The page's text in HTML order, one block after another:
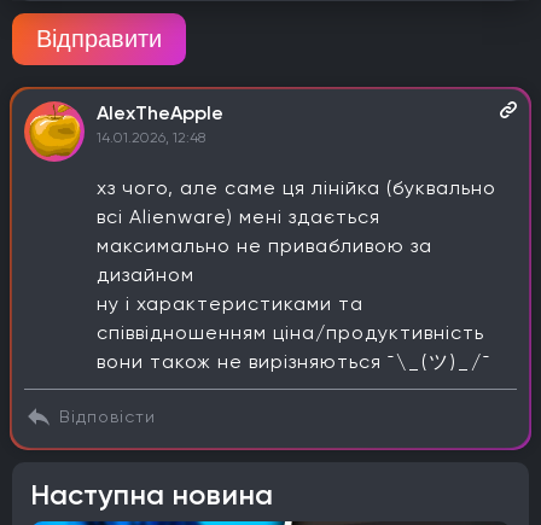
Відправити
AlexTheApple
14.01.2026, 12:48
хз чого, але саме ця лінійка (буквально
всі Alienware) мені здається
максимально не привабливою за
дизайном
ну і характеристиками та
співвідношенням ціна/продуктивність
вони також не вирізняються ¯⁠\⁠_⁠(⁠ツ⁠)⁠_⁠/⁠¯
Відповісти
Наступна новина